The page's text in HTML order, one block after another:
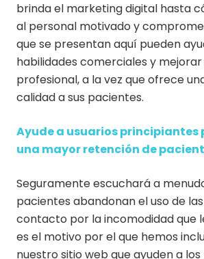
brinda el marketing digital hasta
al personal motivado y
que se presentan aquí pueden
habilidades comerciales y
profesional, a la vez que ofrece
calidad a sus pacientes.
Ayude a usuarios principiantes
una mayor retención de
Seguramente escuchará a
pacientes abandonan el uso de
contacto por la incomodidad que
es el motivo por el que hemos
nuestro sitio web que ayuden a